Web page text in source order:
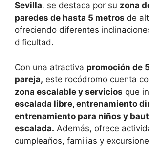
Sevilla, se destaca por su zona
paredes de hasta 5 metros de
ofreciendo diferentes
dificultad.
Con una atractiva promoción de
pareja, este rocódromo cuenta
zona escalable y servicios que
escalada libre, entrenamiento
entrenamiento para niños y
escalada. Además, ofrece
cumpleaños, familias y